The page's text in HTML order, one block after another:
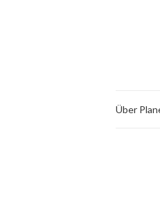
Über